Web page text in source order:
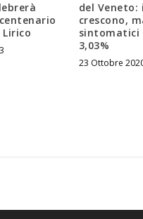
Lirico
del Veneto:
crescono,
sintomatici
3,03%
23 Ottobre